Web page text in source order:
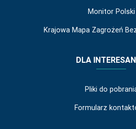
Monitor Polski
Krajowa Mapa Zagrożeń
DLA
Pliki do
Formularz